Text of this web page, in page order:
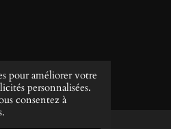
pour améliorer votre
personnalisées.
consentez à